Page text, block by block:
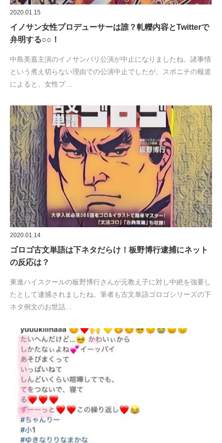
2020.01.15
イノサン女性プロデューサーは誰？軋轢内容とTwitterで
弁明する○○！
中島美嘉主演のイノサンパリ公演が中止になりましたね。諸事情
という煮え切らない理由での公演中止でしたが、スポニチの報道
によると、女性プ…
2020.01.14
ゴロゴ古文単語は下ネタだらけ！板野博行逮捕にネット
の反応は？
東進ハイスクールの板野博行さんが元教え子に対し中絶を強要し
たとして逮捕されましたね。筆者も古文単語ゴロゴシリーズの下
ネタ例文のお世話…